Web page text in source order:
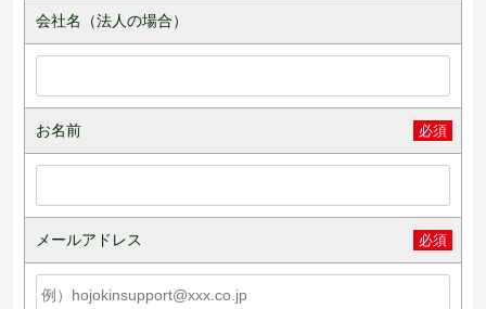
会社名（法人の場合）
お名前 必須
メールアドレス 必須